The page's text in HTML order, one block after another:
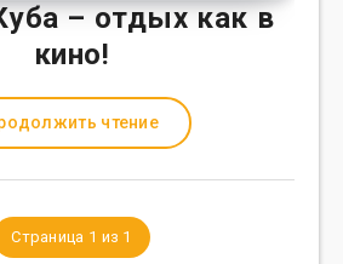
– отдых как в
кино!
чтение
Страница 1 из 1